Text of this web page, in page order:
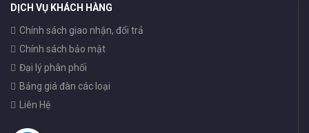
DỊCH VỤ KHÁCH HÀNG
Chính sách giao nhận, đổi trả
Chính sách bảo mật
Đại lý phân phối
Bảng giá đàn các loại
Liên Hệ